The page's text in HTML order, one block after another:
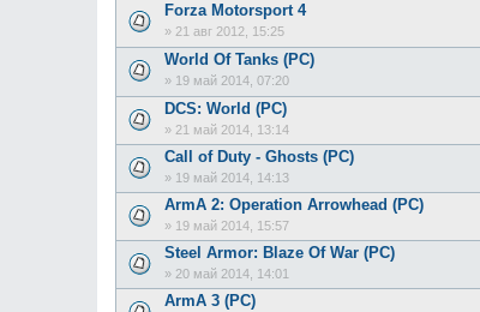
Forza Motorsport 4
» 21 авг 2012, 15:25
World Of Tanks (РС)
» 19 май 2014, 07:20
DCS: World (PC)
» 21 май 2014, 13:14
Call of Duty - Ghosts (PC)
» 19 май 2014, 14:13
ArmA 2: Operation Arrowhead (PC)
» 19 май 2014, 15:57
Steel Armor: Blaze Of War (PC)
» 20 май 2014, 14:01
ArmA 3 (РС)